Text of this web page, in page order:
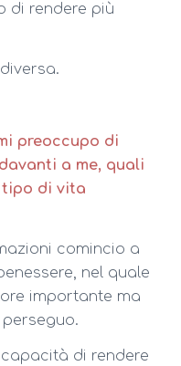
di rendere più
preoccupo di
a me, quali
tipo di vita
comincio a
nel quale
importante ma
di rendere